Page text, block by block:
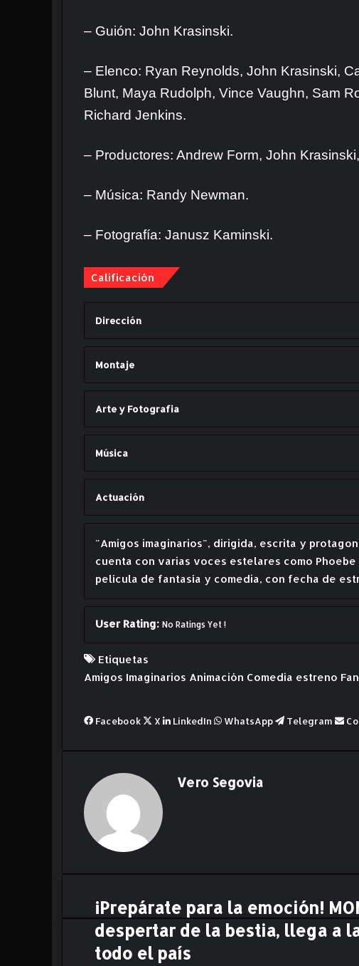
– Guión: John Krasinski.
– Elenco: Ryan Reynolds, John Krasinski,
Blunt, Maya Rudolph, Vince Vaughn, Sam
Richard Jenkins.
– Productores: Andrew Form, John
– Música: Randy Newman.
– Fotografía: Janusz Kaminski.
Calificación
Dirección
Montaje
Arte y Fotografia
Música
Actuación
"Amigos imaginarios", dirigida, escrita y
cuenta con varias voces estelares como
película de fantasía y comedia, con fecha de
User Rating: No Ratings Yet !
Etiquetas
Amigos Imaginarios Animación Comedia estreno
Facebook X LinkedIn WhatsApp Telegram
Vero Segovia
¡
P
r
e
p
¡Prepárate para la emoción!
despertar de la bestia, llega a
todo el país